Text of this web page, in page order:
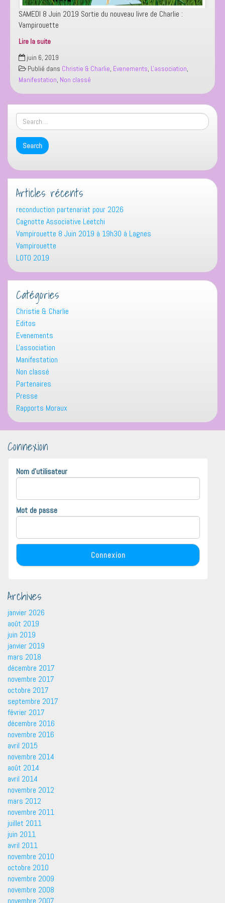
SAMEDI 8 Juin 2019 Sortie du nouveau livre de Charlie :
Vampirouette
Lire la suite
Vampirouette
juin 6, 2019
Publié dans Christie & Charlie, Evenements, L'association,
Manifestation, Non classé
Articles récents
reconduction partenariat pour 2026
Cagnotte Associative Leetchi
Vampirouette 8 Juin 2019 à 19h30 à Lagnes
Vampirouette
LOTO 2019
Catégories
Christie & Charlie
Editos
Evenements
L'association
Manifestation
Non classé
Partenaires
Presse
Rapports Moraux
Connexion
Nom d'utilisateur
Mot de passe
Archives
janvier 2026
août 2019
juin 2019
janvier 2019
mars 2018
décembre 2017
novembre 2017
octobre 2017
septembre 2017
février 2017
décembre 2016
novembre 2016
avril 2015
novembre 2014
août 2014
avril 2014
novembre 2012
mars 2012
novembre 2011
juillet 2011
juin 2011
avril 2011
novembre 2010
octobre 2010
novembre 2009
novembre 2008